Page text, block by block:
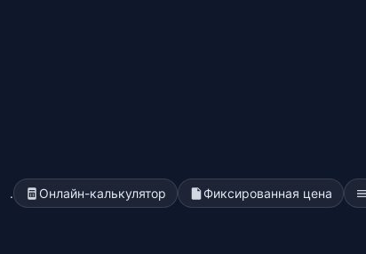
. Онлайн-калькулятор Фиксированная цена